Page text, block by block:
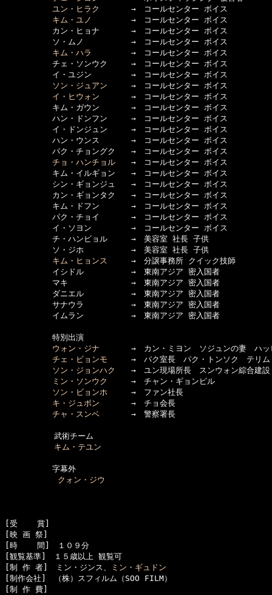
ユン・ヒラク
→　コールセンター ボイス
キム・ユノ
→　コールセンター ボイス
カン・ヒョナ　　　　→　コールセンター ボイス
ソ・ムノ　　　　　　→　コールセンター ボイス
キム・ハラ
→　コールセンター ボイス
チェ・ソンウク　　　→　コールセンター ボイス
イ・ユジン　　　　　→　コールセンター ボイス
ソン・ジュアン →　コールセンター ボイス
イ・ヒウォン →　コールセンター ボイス
キム・ガウン　　　　→　コールセンター ボイス
ハン・ドンフン　　　→　コールセンター ボイス
イ・ドンジュン　　　→　コールセンター ボイス
ハン・ウンス　　　　→　コールセンター ボイス
パク・チョングク　　→　コールセンター ボイス
チョ・ハンチョル →　コールセンター ボイス
キム・イルギョン　　→　コールセンター ボイス
シン・ギョンジュ　　→　コールセンター ボイス
カン・ギョンタク　　→　コールセンター ボイス
キム・ドフン　　　　→　コールセンター ボイス
パク・チョイ　　　　→　コールセンター ボイス
イ・ソヨン　　　　　→　コールセンター ボイス
チ・ハンビョル　　　→　美容室 社長 子供
ソ・ジホ　　　　　　→　美容室 社長 子供
キム・ヒョンス →　分譲事務所 クイック技師
イシドル　　　　　　→　東南アジア 密入国者
マキ　　　　　　　　→　東南アジア 密入国者
ダニエル　　　　　　→　東南アジア 密入国者
サナウラ　　　　　　→　東南アジア 密入国者
イムラン　　　　　　→　東南アジア 密入国者
特別出演
ウォン・ジナ →　カン・ミヨン　ソジュンの妻　ハッ
チェ・ビョンモ →　パク室長　パク・トンソク　テリム
ソン・ジョンハク
→　ユン現場所長　スンウォン綜合建設
ミン・ソンウク
→　チャン・ギョンピル
ソン・ビョンホ →　ファン社長
キ・ジュボン →　チョ会長
チャ・スンベ →　警察署長
  　　　　　武術チーム
キム・テユン
字幕外
クォン・ジウ
[受    賞]
[映 画 祭]
[時    間]　１０９分
[観覧基準]　１５歳以上 観覧可
[制 作 者]　ミン・ジンス、
ミン・ギュドン
[制作会社]　（株）スフィルム（SOO FILM）
[制 作 費]